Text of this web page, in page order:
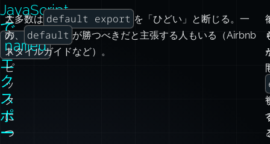
JavaScript
で
named
エ
ク
ス
ポ
ー
こ
の
ト
ピ
ッ
ク
に
つ
大多数は default export を「ひどい」と断じる。一
方、 default が勝つべきだと主張する人もいる（Airbnb
スタイルガイドなど）。